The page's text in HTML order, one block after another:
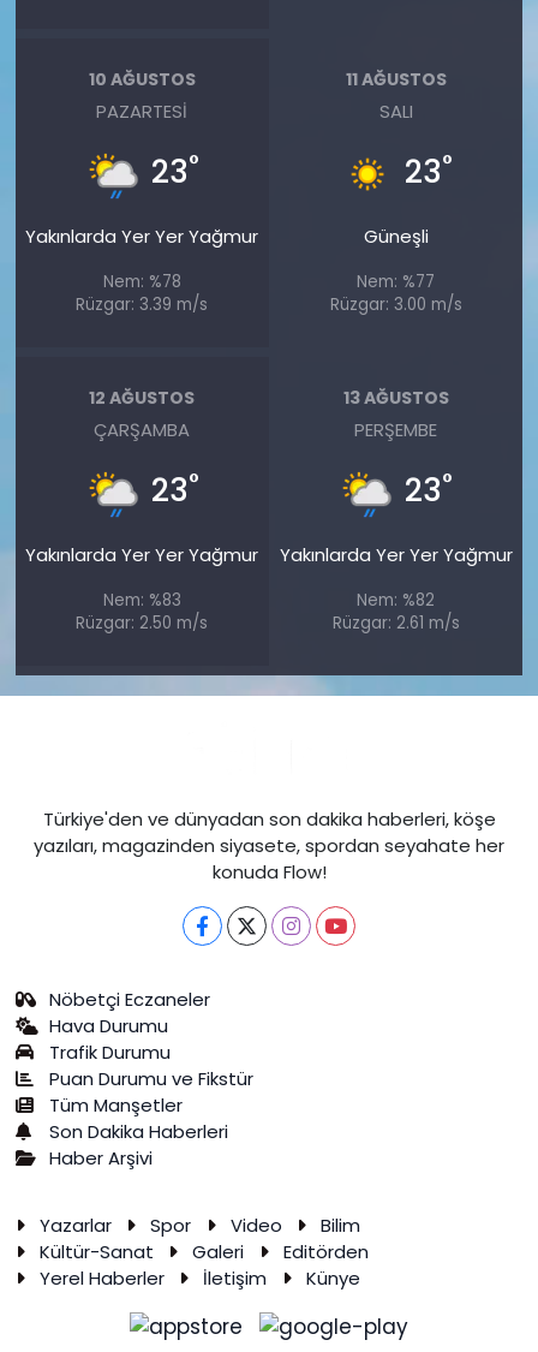
10 AĞUSTOS
PAZARTESI
23°
Yakınlarda Yer Yer Yağmur
Nem: %78
Rüzgar: 3.39 m/s
11 AĞUSTOS
SALI
23°
Güneşli
Nem: %77
Rüzgar: 3.00 m/s
12 AĞUSTOS
ÇARŞAMBA
23°
Yakınlarda Yer Yer Yağmur
Nem: %83
Rüzgar: 2.50 m/s
13 AĞUSTOS
PERŞEMBE
23°
Yakınlarda Yer Yer Yağmur
Nem: %82
Rüzgar: 2.61 m/s
Türkiye'den ve dünyadan son dakika haberleri, köşe
yazıları, magazinden siyasete, spordan seyahate her
konuda Flow!
Nöbetçi Eczaneler
Hava Durumu
Trafik Durumu
Puan Durumu ve Fikstür
Tüm Manşetler
Son Dakika Haberleri
Haber Arşivi
Yazarlar Spor Video
Bilim
Kültür-Sanat
Galeri
Editörden
Yerel Haberler
İletişim Künye